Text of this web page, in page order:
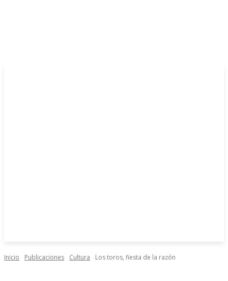
Inicio Publicaciones Cultura Los toros, fiesta de la razón